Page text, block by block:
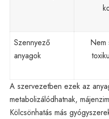
Szennyező
anyagok
Nem
A szervezetben ezek az
metabolizálódhatnak,
Kölcsönhatás más